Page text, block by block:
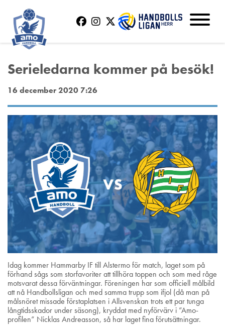
Serieledarna kommer på besök!
16 december 2020 7:26
Idag kommer Hammarby IF till Alstermo för match, laget som på
förhand sågs som storfavoriter att tillhöra toppen och som med råge
motsvarat dessa förväntningar. Föreningen har som officiell målbild
att nå Handbollsligan och med samma trupp som ifjol (då man på
målsnöret missade förstaplatsen i Allsvenskan trots ett par tunga
långtidsskador under säsong), kryddat med nyförvärv i ”Amo-
profilen” Nicklas Andreasson, så har laget fina förutsättningar.